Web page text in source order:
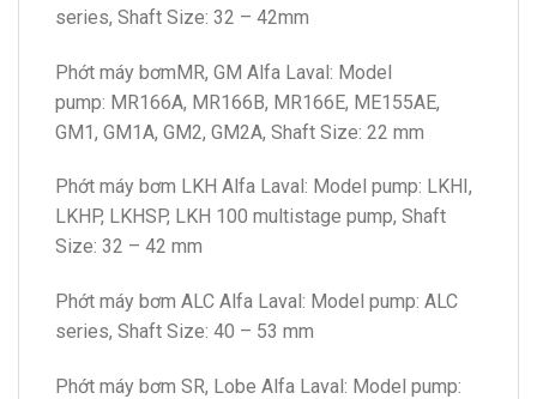
series, Shaft Size: 32 – 42mm
Phớt máy bơmMR, GM Alfa Laval: Model
pump: MR166A, MR166B, MR166E, ME155AE,
GM1, GM1A, GM2, GM2A, Shaft Size: 22 mm
Phớt máy bơm LKH Alfa Laval: Model pump: LKHI,
LKHP, LKHSP, LKH 100 multistage pump, Shaft
Size: 32 – 42 mm
Phớt máy bơm ALC Alfa Laval: Model pump: ALC
series, Shaft Size: 40 – 53 mm
Phớt máy bơm SR, Lobe Alfa Laval: Model pump: